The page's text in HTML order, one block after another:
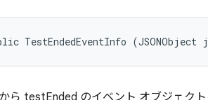
TestEndedEventInfo (JSONObject
ら testEnded のイベント オブジェクト